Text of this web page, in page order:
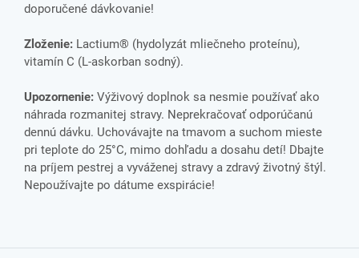
doporučené dávkovanie!
Zloženie: Lactium® (hydolyzát mliečneho proteínu),
vitamín C (L-askorban sodný).
Upozornenie: Výživový doplnok sa nesmie používať ako
náhrada rozmanitej stravy. Neprekračovať odporúčanú
dennú dávku. Uchovávajte na tmavom a suchom mieste
pri teplote do 25°C, mimo dohľadu a dosahu detí! Dbajte
na príjem pestrej a vyváženej stravy a zdravý životný štýl.
Nepoužívajte po dátume exspirácie!